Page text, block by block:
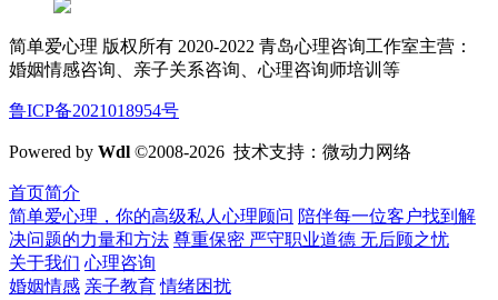
简单爱心理 版权所有 2020-2022 青岛心理咨询工作室主营：
婚姻情感咨询、亲子关系咨询、心理咨询师培训等
鲁ICP备2021018954号
Powered by Wdl ©2008-2026 技术支持：微动力网络
首页简介
简单爱心理，你的高级私人心理顾问 陪伴每一位客户找到解
决问题的力量和方法 尊重保密 严守职业道德 无后顾之忧
关于我们 心理咨询
婚姻情感 亲子教育 情绪困扰